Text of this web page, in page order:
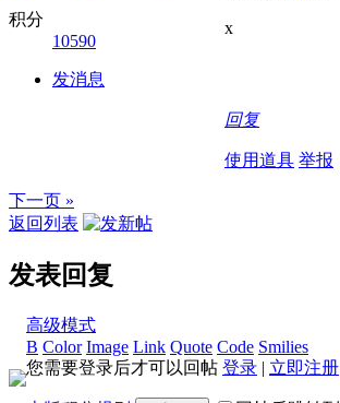
积分
10590
发消息
x
回复
使用道具 举报
下一页 »
返回列表
发表回复
高级模式
B Color Image Link Quote Code Smilies
您需要登录后才可以回帖 登录 | 立即注册